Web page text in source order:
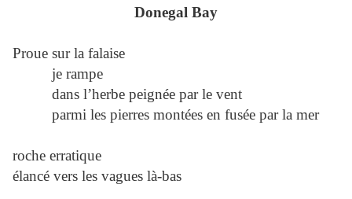
Donegal Bay
Proue sur la falaise
je rampe
dans l’herbe peignée par le vent
parmi les pierres montées en fusée par la mer
roche erratique
élancé vers les vagues là-bas